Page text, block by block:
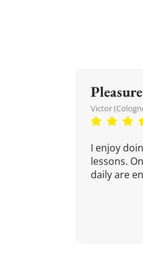
Pleasure
Victor
I enjoy
lessons.
daily are